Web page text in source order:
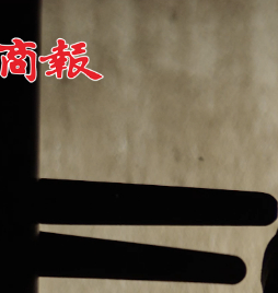
處反非法勞工行動拘12人
籲市民提防偽冒社署通訊程式
超：鼓勵保險業開發跨境產品
車路士主帥星將粉